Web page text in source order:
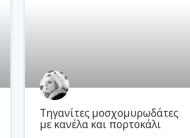
Τηγανίτες μοσχομυρωδάτες
με κανέλα και πορτοκάλι